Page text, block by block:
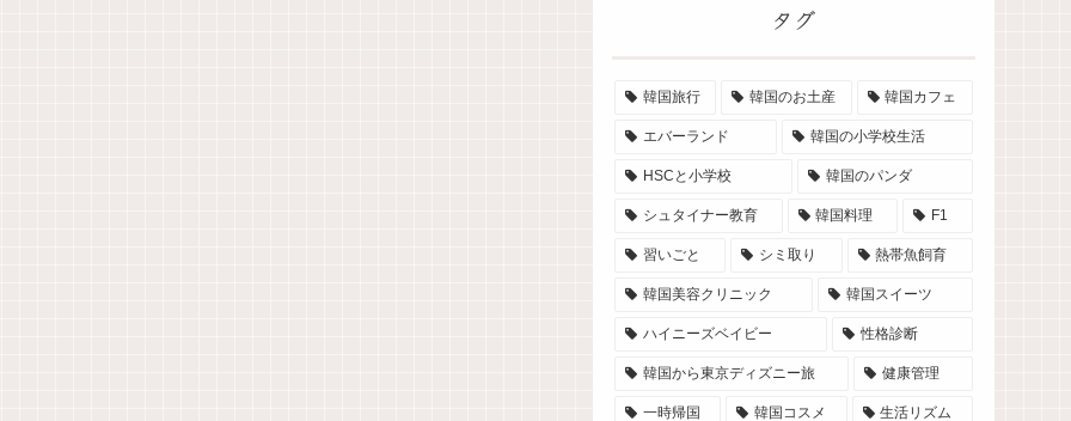
タグ
韓国旅行 韓国のお土産 韓国カフェ
エバーランド 韓国の小学校生活
HSCと小学校 韓国のパンダ
シュタイナー教育 韓国料理 F1
習いごと シミ取り 熱帯魚飼育
韓国美容クリニック 韓国スイーツ
ハイニーズベイビー 性格診断
韓国から東京ディズニー旅 健康管理
一時帰国 韓国コスメ 生活リズム